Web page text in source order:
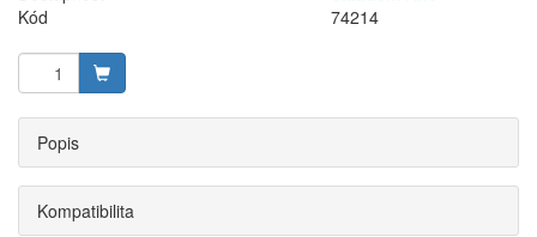
Kód
74214
Popis
Kompatibilita